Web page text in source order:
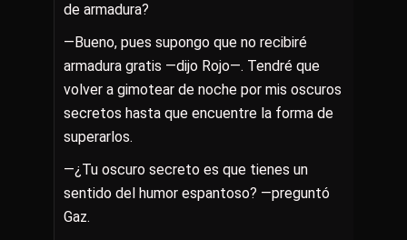
de armadura?
—Bueno, pues supongo que no recibiré
armadura gratis —dijo Rojo—. Tendré que
volver a gimotear de noche por mis oscuros
secretos hasta que encuentre la forma de
superarlos.
—¿Tu oscuro secreto es que tienes un
sentido del humor espantoso? —preguntó
Gaz.